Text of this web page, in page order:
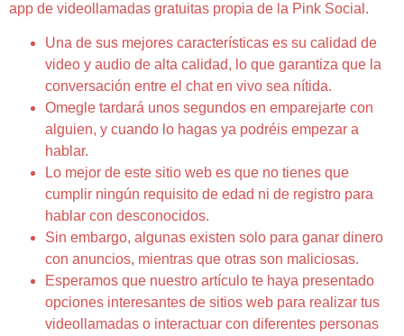
app de videollamadas gratuitas propia de la Pink Social.
Una de sus mejores características es su calidad de
video y audio de alta calidad, lo que garantiza que la
conversación entre el chat en vivo sea nítida.
Omegle tardará unos segundos en emparejarte con
alguien, y cuando lo hagas ya podréis empezar a
hablar.
Lo mejor de este sitio web es que no tienes que
cumplir ningún requisito de edad ni de registro para
hablar con desconocidos.
Sin embargo, algunas existen solo para ganar dinero
con anuncios, mientras que otras son maliciosas.
Esperamos que nuestro artículo te haya presentado
opciones interesantes de sitios web para realizar tus
videollamadas o interactuar con diferentes personas